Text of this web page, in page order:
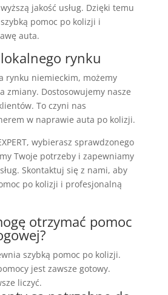
jakość usług. Dzięki temu
pomoc po kolizji i
auta.
rynku
rynku niemieckim, możemy
zmiany. Dostosowujemy nasze
To czyni nas
w naprawie auta po kolizji.
wybierasz sprawdzonego
Twoje potrzeby i zapewniamy
Skontaktuj się z nami, aby
po kolizji i profesjonalną
otrzymać pomoc
szybką pomoc po kolizji.
jest zawsze gotowy.
liczyć.